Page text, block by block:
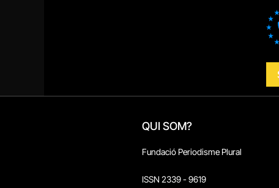
QUI SOM?
Fundació Periodisme Plural
ISSN 2339 - 9619